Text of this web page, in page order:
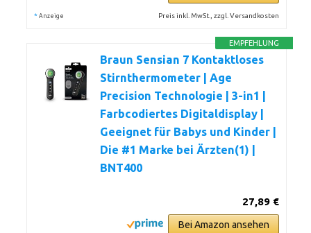
* Anzeige Preis inkl. MwSt., zzgl. Versandkosten
EMPFEHLUNG
Braun Sensian 7 Kontaktloses
Stirnthermometer | Age
Precision Technologie | 3-in1 |
Farbcodiertes Digitaldisplay |
Geeignet für Babys und Kinder |
Die #1 Marke bei Ärzten(1) |
BNT400
27,89 €
Bei Amazon ansehen